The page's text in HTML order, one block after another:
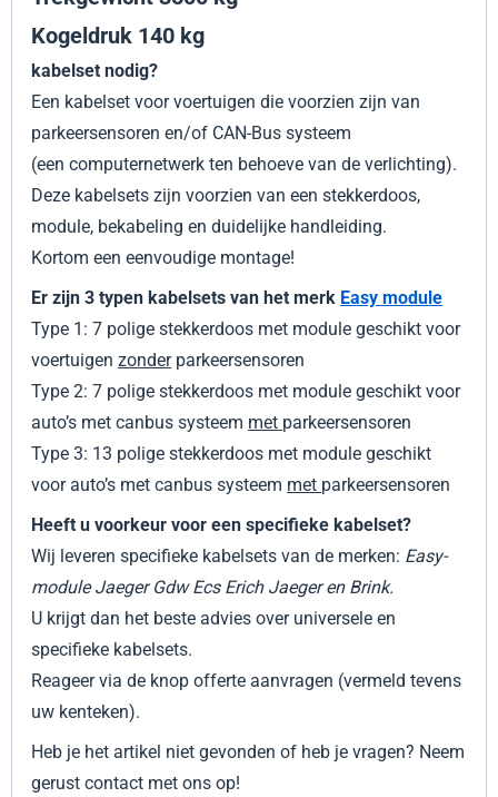
Kogeldruk 140 kg
kabelset nodig?
Een kabelset voor voertuigen die voorzien zijn van
parkeersensoren en/of CAN-Bus systeem
(een computernetwerk ten behoeve van de verlichting).
Deze kabelsets zijn voorzien van een stekkerdoos,
module, bekabeling en duidelijke handleiding.
Kortom een eenvoudige montage!
Er zijn 3 typen kabelsets van het merk Easy module
Type 1: 7 polige stekkerdoos met module geschikt voor
voertuigenzonderparkeersensoren
Type 2: 7 polige stekkerdoos met module geschikt voor
auto’s met canbus systeem met parkeersensoren
Type 3: 13 polige stekkerdoos met module geschikt
voor auto’s met canbus systeem met parkeersensoren
Heeft u voorkeur voor een specifieke kabelset?
Wij leveren specifieke kabelsets van de merken: Easy-
module Jaeger Gdw Ecs Erich Jaeger en Brink.
U krijgt dan het beste advies over universele en
specifieke kabelsets.
Reageer via de knop offerte aanvragen (vermeld tevens
uw kenteken).
Heb je het artikel niet gevonden of heb je vragen? Neem
gerust contact met ons op!